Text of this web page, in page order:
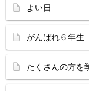
よい日
がんばれ６年生
たくさんの方を